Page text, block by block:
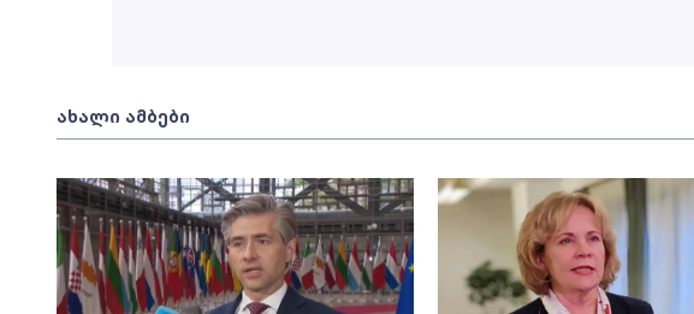
ახალი ამბები